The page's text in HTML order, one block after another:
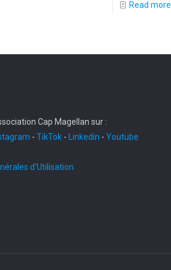
Read more
Cap Magellan sur :
- TikTok - Linkedin - Youtube
d'Utilisation